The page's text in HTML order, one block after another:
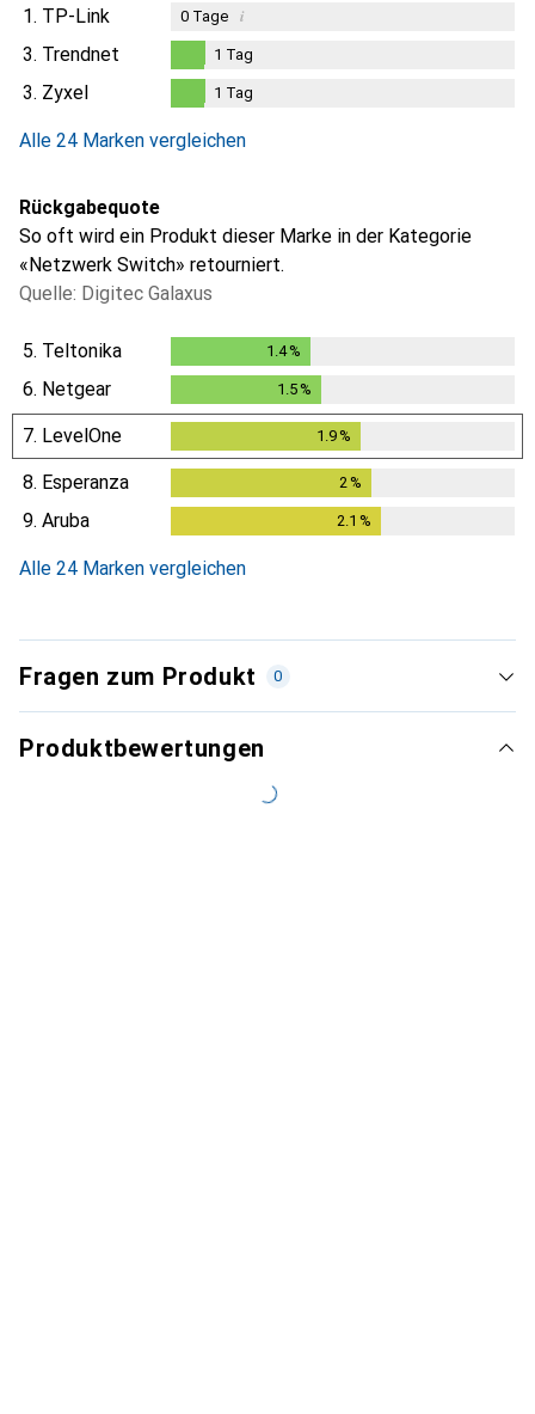
1. TP-Link 0Tage i
3. Trendnet
Tag
1 Tag
3. Zyxel 1 Tag
Alle 24 Marken vergleichen
Rückgabequote
So oft wird ein Produkt dieser Marke in der Kategorie
«Netzwerk Switch» retourniert.
Quelle: Digitec Galaxus
5. Teltonika 1.4%
6. Netgear 1.5%
7. LevelOne 1.9 %
8. Esperanza 2 %
9. Aruba 2.1 %
Alle 24 Marken vergleichen
Fragen zum Produkt 0
Produktbewertungen